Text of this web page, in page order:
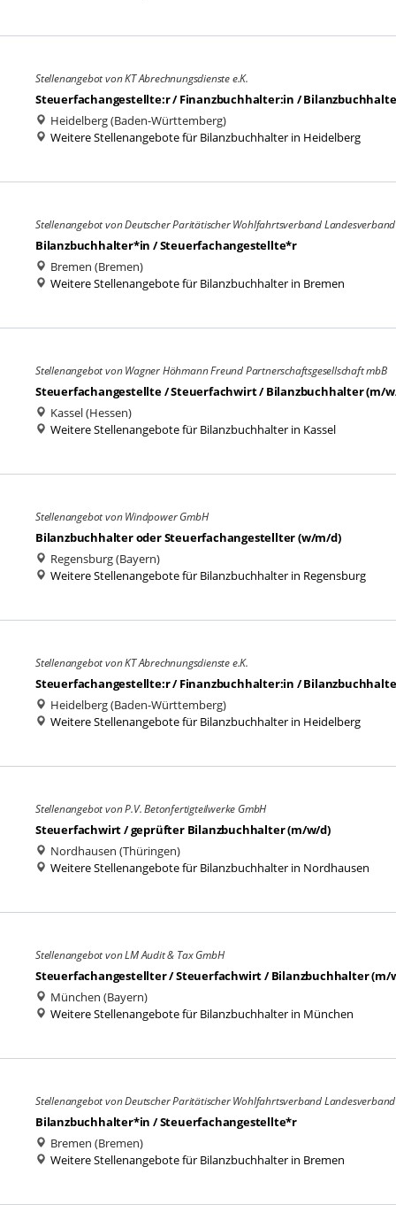
Stellenangebot von KT Abrechnungsdienste e.K.
Steuerfachangestellte:r / Finanzbuchhalter:in /
Heidelberg (Baden-Württemberg)
Weitere Stellenangebote für Bilanzbuchhalter in Heidelberg
Stellenangebot von Deutscher Paritätischer Wohlfahrtsverband Landesverband
Bilanzbuchhalter*in / Steuerfachangestellte*r
Bremen (Bremen)
Weitere Stellenangebote für Bilanzbuchhalter in Bremen
Stellenangebot von Wagner Höhmann Freund Partnerschaftsgesellschaft mbB
Steuerfachangestellte / Steuerfachwirt / Bilanzbuchhalter (m/
Kassel (Hessen)
Weitere Stellenangebote für Bilanzbuchhalter in Kassel
Stellenangebot von Windpower GmbH
Bilanzbuchhalter oder Steuerfachangestellter (w/m/d)
Regensburg (Bayern)
Weitere Stellenangebote für Bilanzbuchhalter in Regensburg
Stellenangebot von KT Abrechnungsdienste e.K.
Steuerfachangestellte:r / Finanzbuchhalter:in /
Heidelberg (Baden-Württemberg)
Weitere Stellenangebote für Bilanzbuchhalter in Heidelberg
Stellenangebot von P.V. Betonfertigteilwerke GmbH
Steuerfachwirt / geprüfter Bilanzbuchhalter (m/w/d)
Nordhausen (Thüringen)
Weitere Stellenangebote für Bilanzbuchhalter in Nordhausen
Stellenangebot von LM Audit & Tax GmbH
Steuerfachangestellter / Steuerfachwirt / Bilanzbuchhalter (m/
München (Bayern)
Weitere Stellenangebote für Bilanzbuchhalter in München
Stellenangebot von Deutscher Paritätischer Wohlfahrtsverband Landesverband
Bilanzbuchhalter*in / Steuerfachangestellte*r
Bremen (Bremen)
Weitere Stellenangebote für Bilanzbuchhalter in Bremen